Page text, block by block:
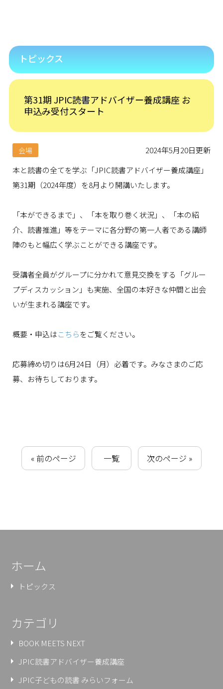
トピックス
第31期 JPIC読書アドバイザー養成講座 お
申込み受付スタート
会場
2024年5月20日更新
本と読書の全てを学ぶ「JPIC読書アドバイザー養成講座」
第31期（2024年度）を8月より開講いたします。
「本ができるまで」、「本を取り巻く状況」、「本の紹
介、読書推進」等をテーマに各分野の第一人者である講師
陣のもと幅広く学ぶことができる講座です。
受講者全員がグループに分かれて意見交換をする「グルー
プディスカッション」も実施、全国の本好きな仲間と出会
いが生まれる講座です。
概要・申込はこちらをご覧ください。
応募締め切りは6月24日（月）必着です。みなさまのご応
募、お待ちしております。
« 前のページ 一覧 次のページ »
ホーム
トピックス
カテゴリ
BOOK MEETS NEXT
JPIC読書アドバイザー養成講座
JPIC子どもの読書 みらいフォーム